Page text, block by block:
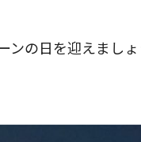
ンの日を迎えまし